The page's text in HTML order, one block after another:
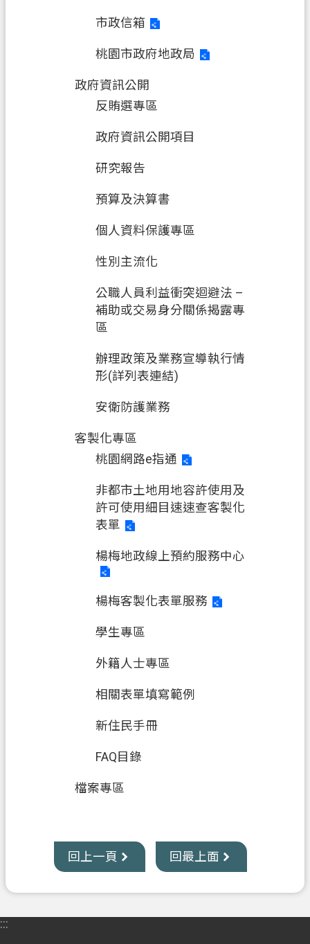
市政信箱
桃園市政府地政局
政府資訊公開
反賄選專區
政府資訊公開項目
研究報告
預算及決算書
個人資料保護專區
性別主流化
公職人員利益衝突迴避法 –
補助或交易身分關係揭露專
區
辦理政策及業務宣導執行情
形(詳列表連結)
安衛防護業務
客製化專區
桃園網路e指通
非都市土地用地容許使用及
許可使用細目速速查客製化
表單
楊梅地政線上預約服務中心
楊梅客製化表單服務
學生專區
外籍人士專區
相關表單填寫範例
新住民手冊
FAQ目錄
檔案專區
回上一頁 回最上面
:::